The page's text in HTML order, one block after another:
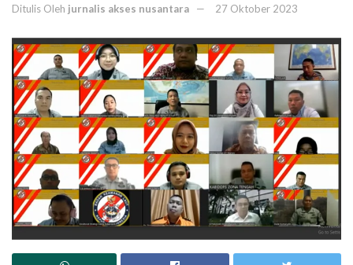
Ditulis Oleh jurnalis akses nusantara 27 Oktober 2023